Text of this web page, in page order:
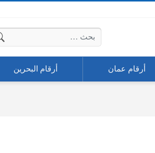
البحث عن:
أرقام عمان أرقام البحرين